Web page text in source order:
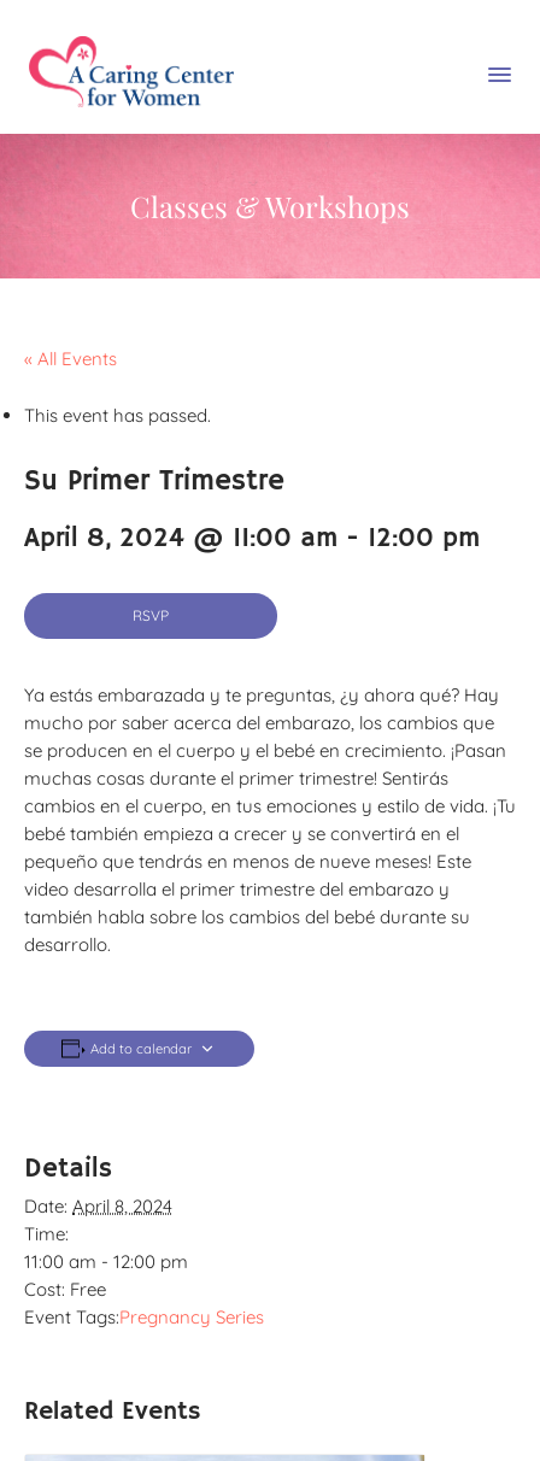
Classes & Workshops
« All Events
This event has passed.
Su Primer Trimestre
April 8, 2024 @ 11:00 am - 12:00 pm
RSVP
Ya estás embarazada y te preguntas, ¿y ahora qué? Hay
mucho por saber acerca del embarazo, los cambios que
se producen en el cuerpo y el bebé en crecimiento. ¡Pasan
muchas cosas durante el primer trimestre! Sentirás
cambios en el cuerpo, en tus emociones y estilo de vida. ¡Tu
bebé también empieza a crecer y se convertirá en el
pequeño que tendrás en menos de nueve meses! Este
video desarrolla el primer trimestre del embarazo y
también habla sobre los cambios del bebé durante su
desarrollo.
Add to calendar
Details
Date: April 8, 2024
Time:
11:00 am - 12:00 pm
Cost: Free
Event Tags:Pregnancy Series
Related Events